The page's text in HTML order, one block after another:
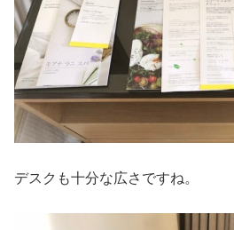
デスクも十分な広さですね。